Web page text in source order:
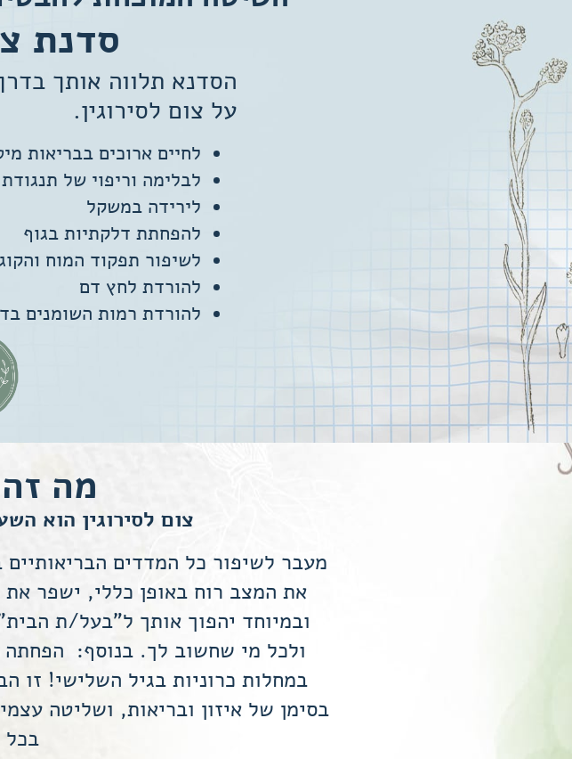
סדנת
הסדנא תלווה אותך
על צום לסירוגין.
לחיים ארוכים בבריאות
לבלימה וריפוי של
לירידה במשקל
להפחתת דלקתיות בגוף
לשיפור תפקוד המוח
להורדת לחץ דם
להורדת רמות השומנים
מה
צום לסירוגין הוא
מעבר לשיפור כל המדדים
את המצב רוח באופן כללי, ישפר
ובמיוחד יהפוך אותך ל"בעל/ת
ולכל מי שחשוב לך. בנוסף: הפחתה
במחלות כרוניות בגיל השלישי! זו
בסימן של איזון ובריאות, ושליטה